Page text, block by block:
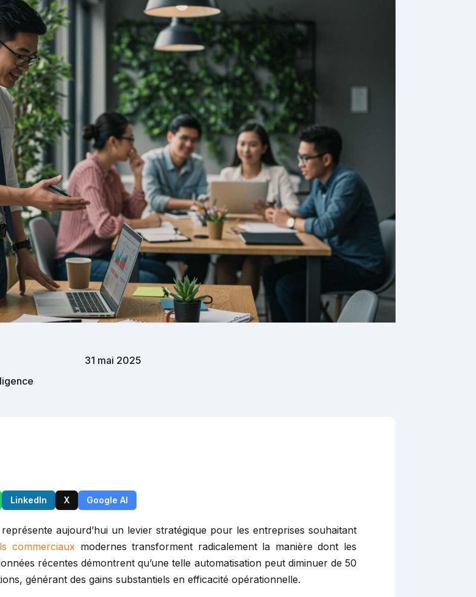
31 mai 2025
LinkedIn X Google AI
aujourd’hui un levier stratégique pour les entreprises souhaitant
commerciaux modernes transforment radicalement la manière dont les
récentes démontrent qu’une telle automatisation peut diminuer de 50
générant des gains substantiels en efficacité opérationnelle.